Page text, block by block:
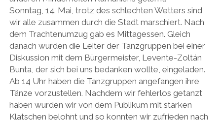
Sonntag, 14. Mai, trotz des schlechten Wetters sind
wir alle zusammen durch die Stadt marschiert. Nach
dem Trachtenumzug gab es Mittagessen. Gleich
danach wurden die Leiter der Tanzgruppen bei einer
Diskussion mit dem Bürgermeister, Levente-Zoltán
Bunta, der sich bei uns bedanken wollte, eingeladen.
Ab 14 Uhr haben die Tanzgruppen angefangen ihre
Tänze vorzustellen. Nachdem wir fehlerlos getanzt
haben wurden wir von dem Publikum mit starken
Klatschen belohnt und so konnten wir zufrieden nach